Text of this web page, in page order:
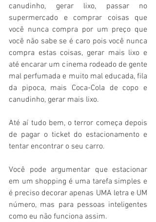
canudinho, gerar lixo, passar no
supermercado e comprar coisas que
você nunca compra por um preço que
você não sabe se é caro pois você nunca
compra estas coisas, gerar mais lixo e
até encarar um cinema rodeado de gente
mal perfumada e muito mal educada, fila
da pipoca, mais Coca-Cola de copo e
canudinho, gerar mais lixo.
Até aí tudo bem, o terror começa depois
de pagar o ticket do estacionamento e
tentar encontrar o seu carro.
Você pode argumentar que estacionar
em um shopping é uma tarefa simples e
é preciso decorar apenas UMA letra e UM
número, mas para pessoas inteligentes
como eu não funciona assim.